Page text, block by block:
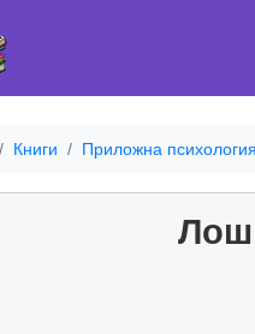
Книги Приложна психология